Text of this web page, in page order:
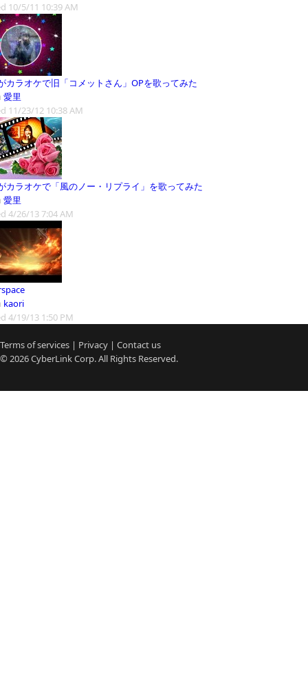
10/5/11 10:39 AM
カラオケで旧「コメットさん」OPを歌ってみた
愛里
11/23/12 10:38 AM
カラオケで「風のノー・リプライ」を歌ってみた
愛里
4/26/13 7:04 AM
kaori
4/19/13 1:50 PM
Terms of services | Privacy | Contact us
© 2026CyberLinkCorp. All Rights Reserved.